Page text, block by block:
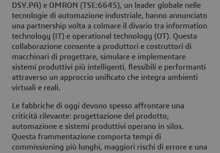
DSY.PA) e OMRON (TSE:6645), un leader globale nelle
tecnologie di automazione industriale, hanno annunciato
una partnership volta a colmare il divario tra information
technology (IT) e operational technology (OT). Questa
collaborazione consente a produttori e costruttori di
macchinari di progettare, simulare e implementare
sistemi produttivi più intelligenti, flessibili e performanti
attraverso un approccio unificato che integra ambienti
virtuali e reali.
Le fabbriche di oggi devono spesso affrontare una
criticità rilevante: progettazione del prodotto,
automazione e sistemi produttivi operano in silos.
Questa frammentazione comporta tempi di
commissioning più lunghi, maggiori rischi di errore e una